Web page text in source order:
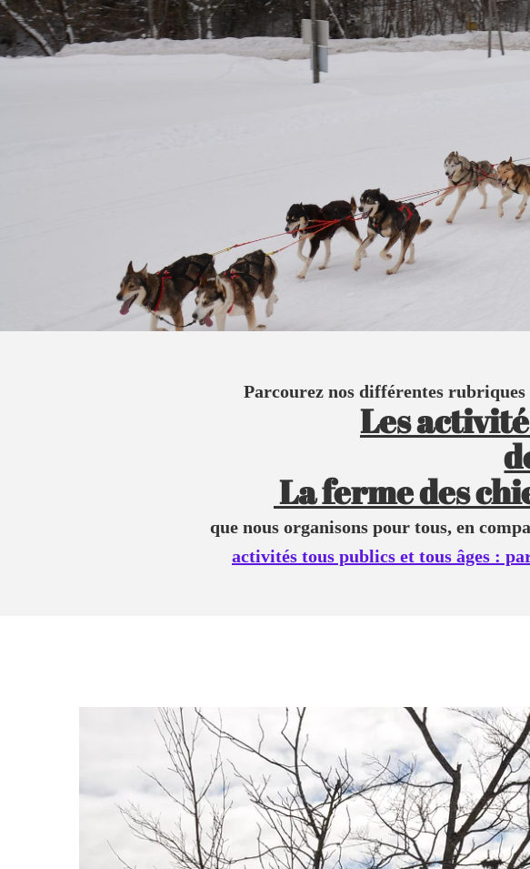
Parcourez nos différentes rubriques
Les
La ferme des
que nous organisons pour tous, en
activités tous publics et tous âges :